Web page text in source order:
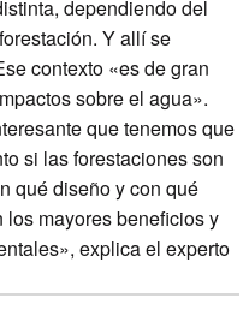
dependiendo del
Y allí se
contexto «es de gran
sobre el agua».
que tenemos que
si las forestaciones son
qué diseño y con qué
mayores beneficios y
explica el experto